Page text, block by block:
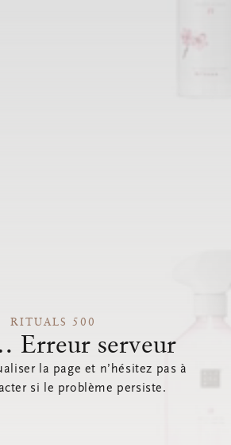
RITUALS 500
Erreur serveur
la page et n’hésitez pas à
si le problème persiste.